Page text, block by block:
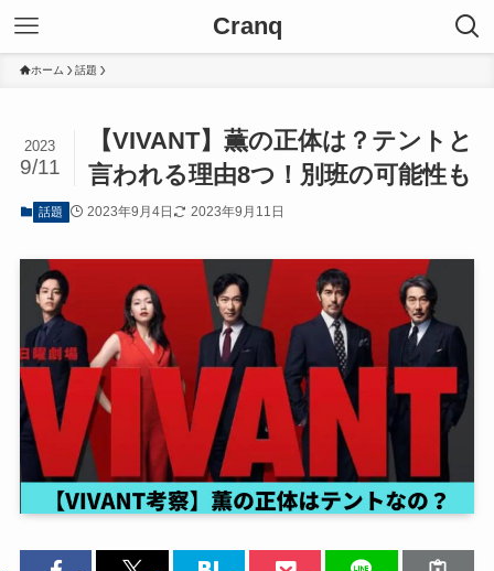
Cranq
ホーム 話題
【VIVANT】薫の正体は？テントと
言われる理由8つ！別班の可能性も
2023
9/11
話題 2023年9月4日 2023年9月11日